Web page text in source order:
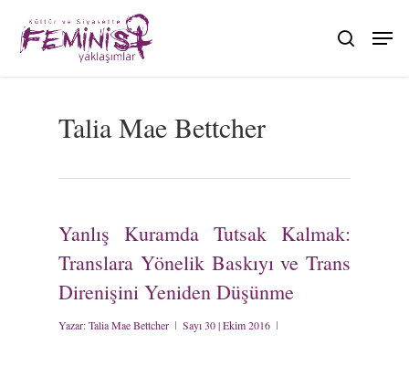
main
search
Talia Mae Bettcher
Yanlış Kuramda Tutsak Kalmak:
Translara Yönelik Baskıyı ve Trans
Direnişini Yeniden Düşünme
Yazar:Talia Mae Bettcher Sayı 30 | Ekim 2016